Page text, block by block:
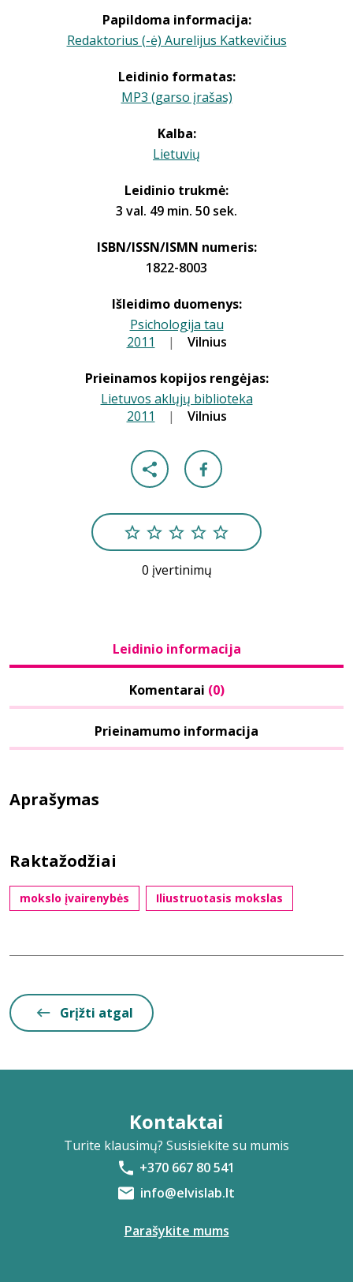
Papildoma informacija:
Redaktorius (-ė) Aurelijus Katkevičius
Leidinio formatas:
MP3 (garso įrašas)
Kalba:
Lietuvių
Leidinio trukmė:
3 val. 49 min. 50 sek.
ISBN/ISSN/ISMN numeris:
1822-8003
Išleidimo duomenys:
Psichologija tau
2011 | Vilnius
Prieinamos kopijos rengėjas:
Lietuvos aklųjų biblioteka
2011 | Vilnius
0 įvertinimų
Leidinio informacija
Komentarai (0)
Prieinamumo informacija
Aprašymas
Raktažodžiai
mokslo įvairenybės Iliustruotasis mokslas
Grįžti atgal
Kontaktai
Turite klausimų? Susisiekite su mumis
+370 667 80 541
info@elvislab.lt
Parašykite mums